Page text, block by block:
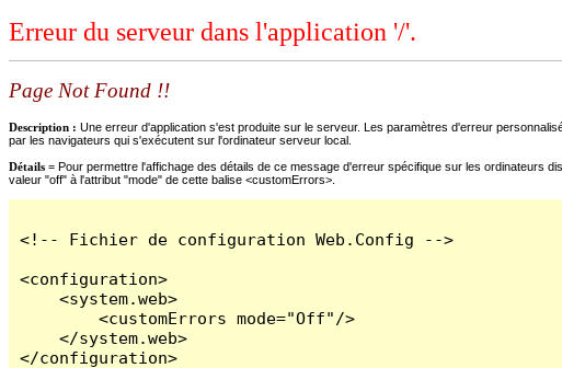
Erreur du serveur dans l'application '/'.
Page Not Found !!
Description : Une erreur d'application s'est produite sur le serveur. Les paramètres d'erreur
par les navigateurs qui s'exécutent sur l'ordinateur serveur local.
Détails = Pour permettre l'affichage des détails de ce message d'erreur spécifique sur les ordinateurs
valeur "off" à l'attribut "mode" de cette balise <customErrors>.
<!-- Fichier de configuration Web.Config -->
<configuration>
    <system.web>
        <customErrors mode="Off"/>
    </system.web>
</configuration>